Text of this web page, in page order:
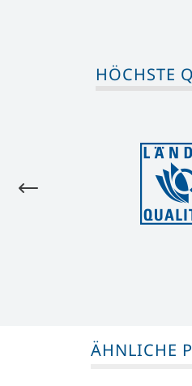
HÖCHSTE
ÄHNLICHE